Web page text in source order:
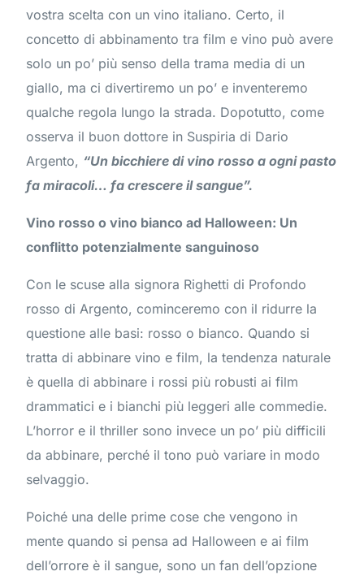
vostra scelta con un vino italiano. Certo, il
concetto di abbinamento tra film e vino può avere
solo un po’ più senso della trama media di un
giallo, ma ci divertiremo un po’ e inventeremo
qualche regola lungo la strada. Dopotutto, come
osserva il buon dottore in Suspiria di Dario
Argento, “Un bicchiere di vino rosso a ogni pasto
fa miracoli… fa crescere il sangue”.
Vino rosso o vino bianco ad Halloween: Un
conflitto potenzialmente sanguinoso
Con le scuse alla signora Righetti di Profondo
rosso di Argento, cominceremo con il ridurre la
questione alle basi: rosso o bianco. Quando si
tratta di abbinare vino e film, la tendenza naturale
è quella di abbinare i rossi più robusti ai film
drammatici e i bianchi più leggeri alle commedie.
L’horror e il thriller sono invece un po’ più difficili
da abbinare, perché il tono può variare in modo
selvaggio.
Poiché una delle prime cose che vengono in
mente quando si pensa ad Halloween e ai film
dell’orrore è il sangue, sono un fan dell’opzione